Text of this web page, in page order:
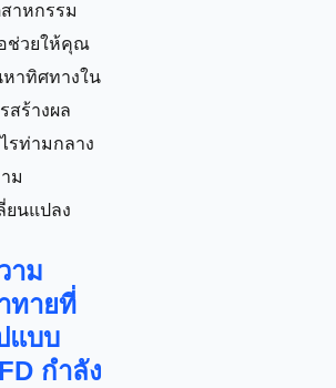
าหกรรม
ช่วยให้คุณ
าทิศทางใน
สร้างผล
รท่ามกลาง
ม
ยนแปลง
าม
ทายที่
แบบ
กำลัง